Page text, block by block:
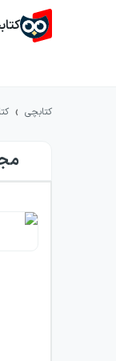
کتابچی ›